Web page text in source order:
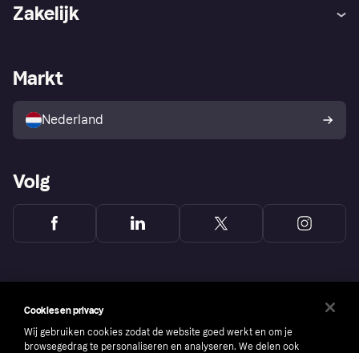
Winkeloverzicht
Kopersbescherming voor
consumenten
Zakelijk
Zakelijke login
Markt
Nederland
Volg
Cookies en privacy
Wij gebruiken cookies zodat de website goed werkt en om je
browsegedrag te personaliseren en analyseren. We delen ook